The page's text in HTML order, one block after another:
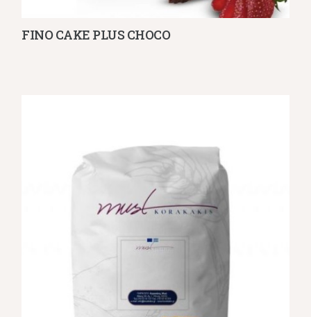
Λεπτομέρειες
FINO CAKE PLUS CHOCO